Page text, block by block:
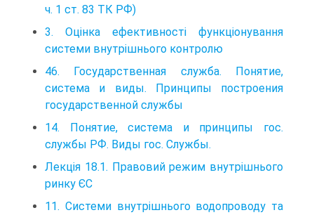
ч. 1 ст. 83 ТК РФ)
3. Оцінка ефективності функціонування
системи внутрішнього контролю
46. Государственная служба. Понятие,
система и виды. Принципы построения
государственной службы
14. Понятие, система и принципы гос.
службы РФ. Виды гос. Службы.
Лекція 18.1. Правовий режим внутрішнього
ринку ЄС
11. Системи внутрішнього водопроводу та